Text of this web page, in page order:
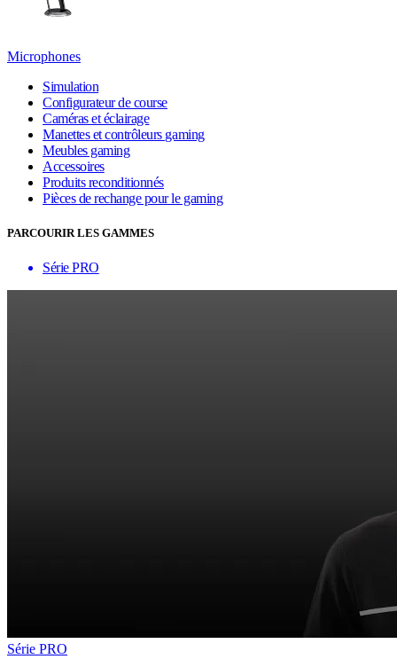
Microphones
Simulation
Configurateur de course
Caméras et éclairage
Manettes et contrôleurs gaming
Meubles gaming
Accessoires
Produits reconditionnés
Pièces de rechange pour le gaming
PARCOURIR LES GAMMES
Série PRO
Série PRO